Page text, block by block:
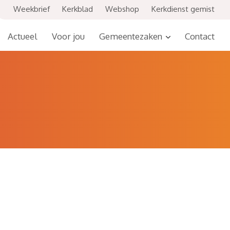
Actueel Voor jou Gemeentezaken Contact
Weekbrief Kerkblad Webshop Kerkdienst gemist